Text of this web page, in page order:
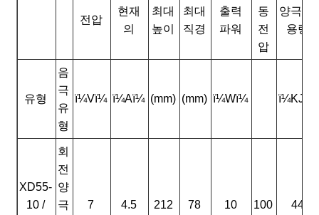
전압
현재
의
최대
높이
최대
직경
출력
파워
동
전
압
양극 열
용량
유형
음
극
유
형
ï¼Vï¼ ï¼Aï¼ (mm) (mm) ï¼Wï¼ ï¼KJï¼
XD55-
10 /
회
전
양
극
7 4.5 212 78 10 100 44